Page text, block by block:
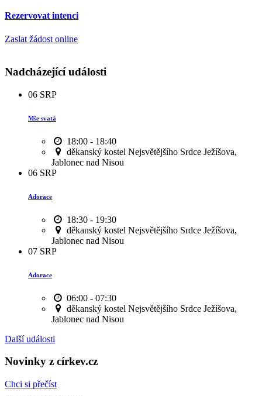
Rezervovat intenci
Zaslat žádost online
Nadcházející události
06 SRP
Mše svatá
18:00 - 18:40
děkanský kostel Nejsvětějšího Srdce Ježíšova,
Jablonec nad Nisou
06 SRP
Adorace
18:30 - 19:30
děkanský kostel Nejsvětějšího Srdce Ježíšova,
Jablonec nad Nisou
07 SRP
Adorace
06:00 - 07:30
děkanský kostel Nejsvětějšího Srdce Ježíšova,
Jablonec nad Nisou
Další události
Novinky z církev.cz
Chci si přečíst